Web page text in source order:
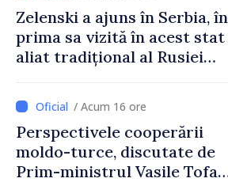
Zelenski a ajuns în Serbia, în
prima sa vizită în acest stat
aliat tradițional al Rusiei
/ Acum 16 ore
Perspectivele cooperării
moldo-turce, discutate de
Prim-ministrul Vasile Tofan